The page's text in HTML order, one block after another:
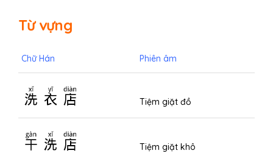
Từ vựng
Chữ Hán Phiên âm
洗衣店 Tiệm giặt đồ
干洗店 Tiệm giặt khô